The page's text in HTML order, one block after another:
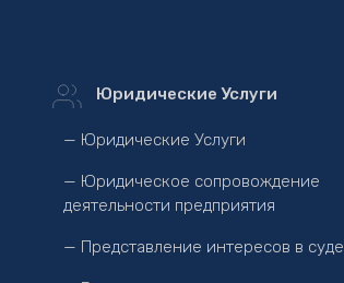
Юридические Услуги
— Юридические Услуги
— Юридическое сопровождение
деятельности предприятия
— Представление интересов в суде